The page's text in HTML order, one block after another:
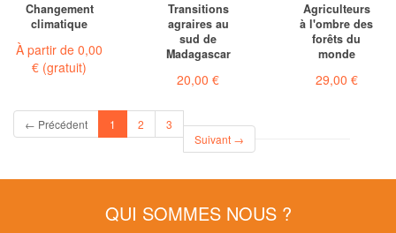
Changement
climatique
À partir de0,00
€ (gratuit)
Transitions
agraires au
sud de
Madagascar
20,00 €
Agriculteurs
à l'ombre des
forêts du
monde
29,00 €
← Précédent 1 (current)
2
3
Suivant →
QUI SOMMES NOUS ?